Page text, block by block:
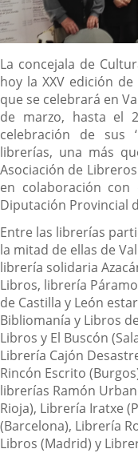
Descripción
La concejala de
hoy la XXV edición
que se celebrará en
de marzo, hasta el
celebración de sus
librerías, una más
Asociación de
en colaboración
Diputación Provincial
Entre las librerías
la mitad de ellas de
librería solidaria
Libros, librería
de Castilla y León
Bibliomanía y Libros
Libros y El Buscón
Librería Cajón
Rincón Escrito
librerías Ramón
Rioja), Librería Iratxe
(Barcelona), Librería
Libros (Madrid) y